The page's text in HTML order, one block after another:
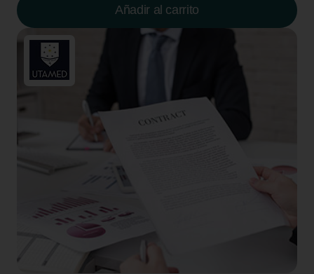
Añadir al carrito